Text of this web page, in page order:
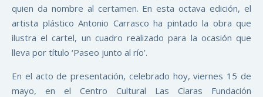
quien da nombre al certamen. En esta octava edición, el
artista plástico Antonio Carrasco ha pintado la obra que
ilustra el cartel, un cuadro realizado para la ocasión que
lleva por título ‘Paseo junto al río’.
En el acto de presentación, celebrado hoy, viernes 15 de
mayo, en el Centro Cultural Las Claras Fundación